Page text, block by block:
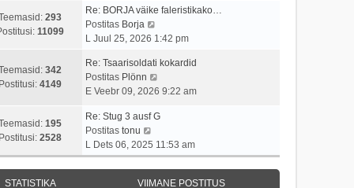
i
u
t
p
o
t
i
u
t
a
o
t
s
v
m
a
t
o
t
i
t
293
11099
Re: BORJA väike faleristikako…
Postitas Borja
a
t
a
v
i
a
t
L Juul 25, 2026 1:42 pm
342
Postitusi: 4149
Re: Tsaarisoldati kokardid
Postitas Plönn
a
t
v
i
E Veebr 09, 2026 9:22 am
195
Postitusi: 2528
Re: Stug 3 ausf G
Postitas tonu
a
a
t
L Dets 06, 2025 11:53 am
STATISTIKA VIIMANE POSTITUS